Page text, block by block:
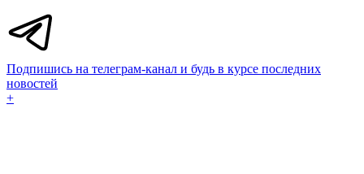
Подпишись на телеграм-канал и будь в курсе последних
новостей
+